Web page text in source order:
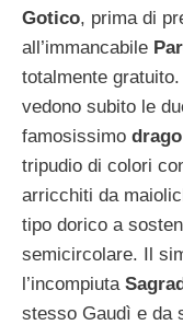
Gotico, prima di
all’immancabile
totalmente
vedono subito le
famosissimo
tripudio di colori
arricchiti da
tipo dorico a
semicircolare. Il
l’incompiuta
stesso Gaudì e da